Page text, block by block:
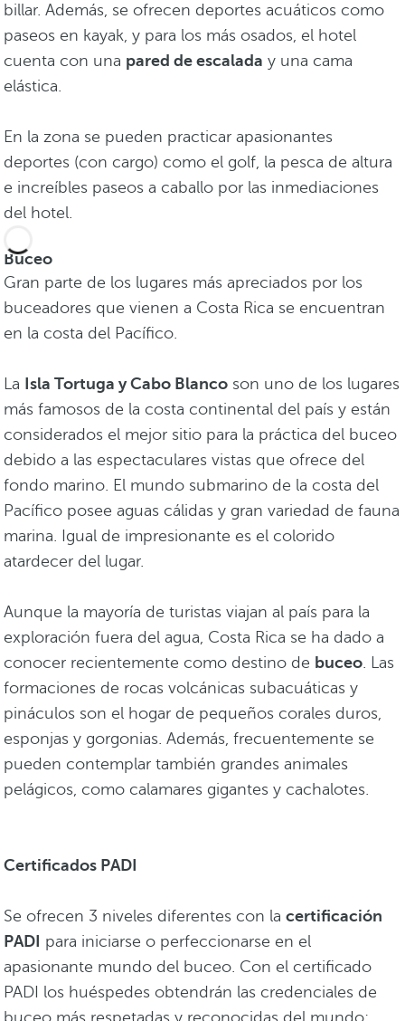
billar. Además, se ofrecen deportes acuáticos como
paseos en kayak, y para los más osados, el hotel
cuenta con una pared de escalada y una cama
elástica.
En la zona se pueden practicar apasionantes
deportes (con cargo) como el golf, la pesca de altura
e increíbles paseos a caballo por las inmediaciones
del hotel.
Buceo
Gran parte de los lugares más apreciados por los
buceadores que vienen a Costa Rica se encuentran
en la costa del Pacífico.
La Isla Tortuga y Cabo Blanco son uno de los lugares
más famosos de la costa continental del país y están
considerados el mejor sitio para la práctica del buceo
debido a las espectaculares vistas que ofrece del
fondo marino. El mundo submarino de la costa del
Pacífico posee aguas cálidas y gran variedad de fauna
marina. Igual de impresionante es el colorido
atardecer del lugar.
Aunque la mayoría de turistas viajan al país para la
exploración fuera del agua, Costa Rica se ha dado a
conocer recientemente como destino de buceo. Las
formaciones de rocas volcánicas subacuáticas y
pináculos son el hogar de pequeños corales duros,
esponjas y gorgonias. Además, frecuentemente se
pueden contemplar también grandes animales
pelágicos, como calamares gigantes y cachalotes.
Certificados PADI
Se ofrecen 3 niveles diferentes con la certificación
PADI para iniciarse o perfeccionarse en el
apasionante mundo del buceo. Con el certificado
PADI los huéspedes obtendrán las credenciales de